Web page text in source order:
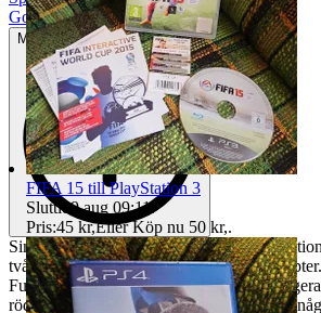
Gott använt skick
Mindre tecken på användning
Singstar Svenska Hits Schlager till
två Singstar-mikrofoner med en USB-adapter.
Fungerar utmärkt,den blå mikrofonen
röda fungerar utmärkt, så blå följer med if
FIFA 15 till PlayStation 3
Sluttid9 aug 09:11.
Pris:45 kr,Eller Köp nu 50 kr,.